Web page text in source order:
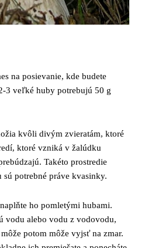
na posievanie, kde budete
3 veľké huby potrebujú 50 g
kvôli divým zvieratám, ktoré
ktoré vzniká v žalúdku
Takéto prostredie
potrebné práve kvasinky.
ho pomletými hubami.
vodu alebo vodu z vodovodu,
potom môže vyjsť na zmar.